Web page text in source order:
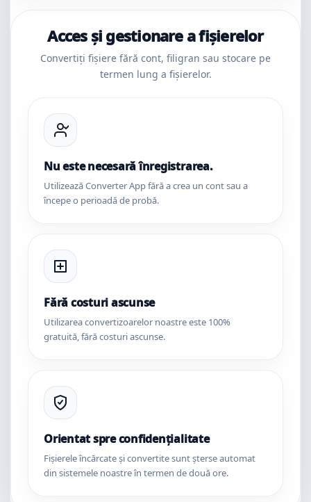
Acces și gestionare a fișierelor
Convertiți fișiere fără cont, filigran sau stocare pe
termen lung a fișierelor.
Nu este necesară înregistrarea.
Utilizează Converter App fără a crea un cont sau a
începe o perioadă de probă.
Fără costuri ascunse
Utilizarea convertizoarelor noastre este 100%
gratuită, fără costuri ascunse.
Orientat spre confidențialitate
Fișierele încărcate și convertite sunt șterse automat
din sistemele noastre în termen de două ore.